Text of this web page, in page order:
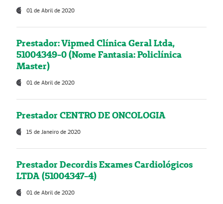
01 de Abril de 2020
Prestador: Vipmed Clínica Geral Ltda,
51004349-0 (Nome Fantasia: Policlínica
Master)
01 de Abril de 2020
Prestador CENTRO DE ONCOLOGIA
15 de Janeiro de 2020
Prestador Decordis Exames Cardiológicos
LTDA (51004347-4)
01 de Abril de 2020